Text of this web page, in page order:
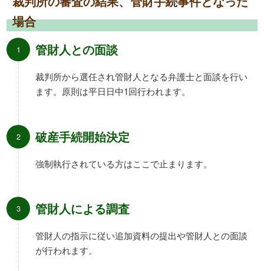
場合
管財人との面談
裁判所から選任され管財人となる弁護士と面談を行い
ます。原則は平日日中1回行われます。
破産手続開始決定
強制執行されている方はここで止まります。
管財人による調査
管財人の指示に従い追加資料の提出や管財人との面談
が行われます。